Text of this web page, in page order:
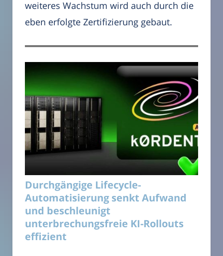
weiteres Wachstum wird auch durch die
eben erfolgte Zertifizierung gebaut.
Durchgängige Lifecycle-
Automatisierung senkt Aufwand
und beschleunigt
unterbrechungsfreie KI-Rollouts
effizient